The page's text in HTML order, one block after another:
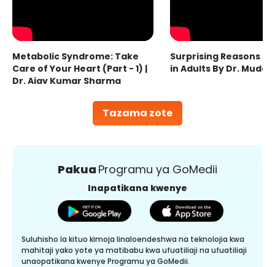
Tazama zote
Metabolic Syndrome: Take
Care of Your Heart (Part - 1) |
Dr. Ajay Kumar Sharma
Surprising Reasons
in Adults By Dr.
Pakua Programu ya GoMedii
Inapatikana kwenye
Suluhisho la kituo kimoja linaloendeshwa na teknolojia kwa
mahitaji yako yote ya matibabu kwa ufuatiliaji na ufuatiliaji
unaopatikana kwenye Programu ya GoMedii.